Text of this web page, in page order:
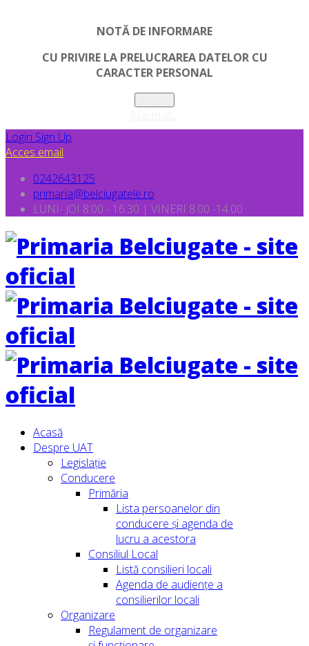
NOTĂ DE INFORMARE
CU PRIVIRE LA PRELUCRAREA DATELOR CU
CARACTER PERSONAL
Login Sign Up
Acces email
0242643125
primaria@belciugatele.ro
LUNI- JOI 8:00 - 16:30 | VINERI 8.00 -14.00
Acasă
Despre UAT
Legislație
Conducere
Primăria
Lista persoanelor din
conducere şi agenda de
lucru a acestora
Consiliul Local
Listă consilieri locali
Agenda de audiențe a
consilierilor locali
Organizare
Regulament de organizare